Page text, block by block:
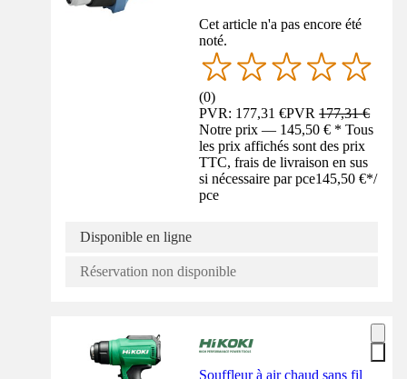
Cet article n'a pas encore été
noté.
(0)
PVR: 177,31 €PVR177,31 €
Notre prix — 145,50 € * Tous
les prix affichés sont des prix
TTC, frais de livraison en sus
si nécessaire par pce145,50 €*/
pce
Disponible en ligne
Réservation non disponible
Souffleur à air chaud sans fil